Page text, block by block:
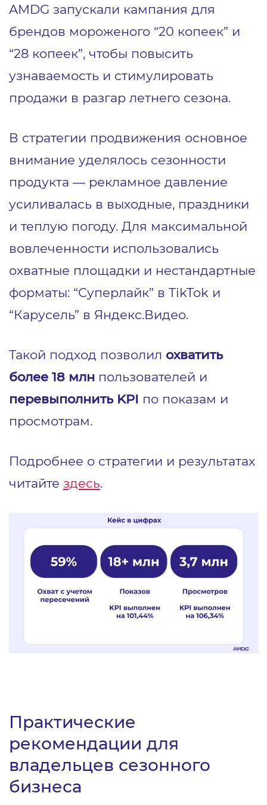
AMDG запускали кампания для
брендов мороженого “20 копеек” и
“28 копеек”, чтобы повысить
узнаваемость и стимулировать
продажи в разгар летнего сезона.
В стратегии продвижения основное
внимание уделялось сезонности
продукта — рекламное давление
усиливалась в выходные, праздники
и теплую погоду. Для максимальной
вовлеченности использовались
охватные площадки и нестандартные
форматы: “Суперлайк” в TikTok и
“Карусель” в Яндекс.Видео.
Такой подход позволил охватить
более 18 млн пользователей и
перевыполнить KPI по показам и
просмотрам.
Подробнее о стратегии и результатах
читайте здесь.
Практические
рекомендации для
владельцев сезонного
бизнеса